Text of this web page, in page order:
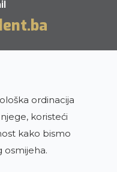
ordinacija
koristeći
kako bismo
osmijeha.